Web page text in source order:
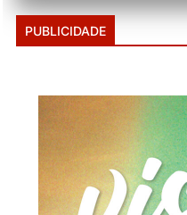
PUBLICIDADE